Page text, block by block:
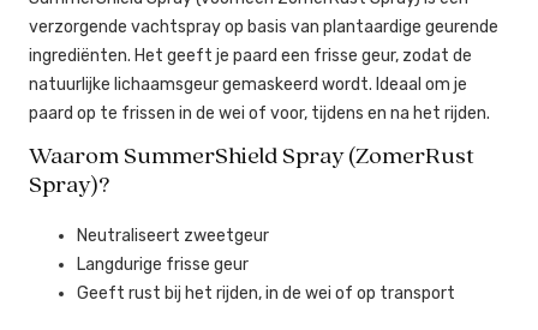
verzorgende vachtspray op basis van plantaardige geurende
ingrediënten. Het geeft je paard een frisse geur, zodat de
natuurlijke lichaamsgeur gemaskeerd wordt. Ideaal om je
paard op te frissen in de wei of voor, tijdens en na het rijden.
Waarom SummerShield Spray (ZomerRust
Spray)?
Neutraliseert zweetgeur
Langdurige frisse geur
Geeft rust bij het rijden, in de wei of op transport